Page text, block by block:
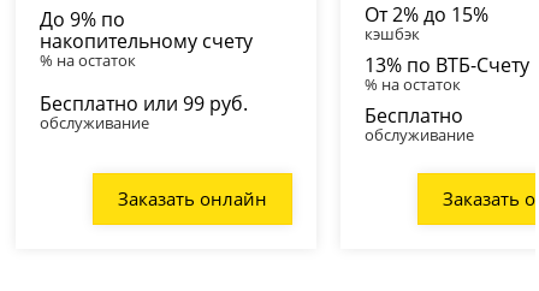
До 9% по
накопительному счету
% на остаток
Бесплатно или 99 руб.
обслуживание
Заказать онлайн
От 2% до 15%
кэшбэк
13% по ВТБ-Счету
% на остаток
Бесплатно
обслуживание
Заказать